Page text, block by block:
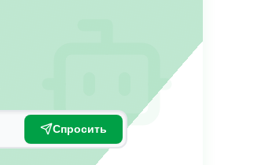
Спросить